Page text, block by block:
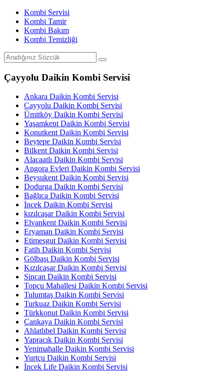
Kombi Servisi
Kombi Tamir
Kombi Bakım
Kombi Temizliği
Çayyolu Daikin Kombi Servisi
Ankara Daikin Kombi Servisi
Çayyolu Daikin Kombi Servisi
Ümitköy Daikin Kombi Servisi
Yaşamkent Daikin Kombi Servisi
Konutkent Daikin Kombi Servisi
Beytepe Daikin Kombi Servisi
Bilkent Daikin Kombi Servisi
Alacaatlı Daikin Kombi Servisi
Angora Evleri Daikin Kombi Servisi
Beysukent Daikin Kombi Servisi
Dodurga Daikin Kombi Servisi
Bağlıca Daikin Kombi Servisi
İncek Daikin Kombi Servisi
kızılcaşar Daikin Kombi Servisi
Elvankent Daikin Kombi Servisi
Eryaman Daikin Kombi Servisi
Etimesgut Daikin Kombi Servisi
Fatih Daikin Kombi Servisi
Gölbaşı Daikin Kombi Servisi
Kızılcaşar Daikin Kombi Servisi
Sincan Daikin Kombi Servisi
Topçu Mahallesi Daikin Kombi Servisi
Tulumtaş Daikin Kombi Servisi
Turkuaz Daikin Kombi Servisi
Türkkonut Daikin Kombi Servisi
Çankaya Daikin Kombi Servisi
Ahlatlıbel Daikin Kombi Servisi
Yapracık Daikin Kombi Servisi
Yenimahalle Daikin Kombi Servisi
Yurtçu Daikin Kombi Servisi
İncek Life Daikin Kombi Servisi